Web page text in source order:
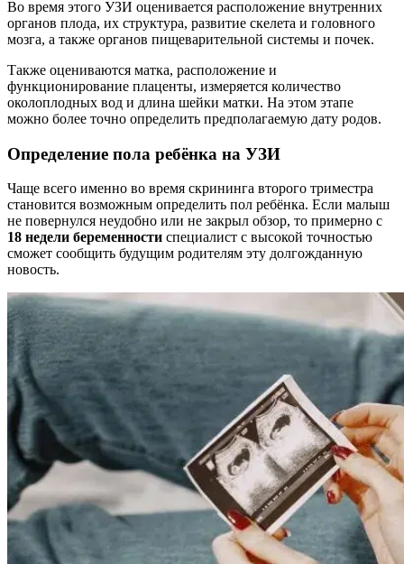
Во время этого УЗИ оценивается расположение внутренних
органов плода, их структура, развитие скелета и головного
мозга, а также органов пищеварительной системы и почек.
Также оцениваются матка, расположение и
функционирование плаценты, измеряется количество
околоплодных вод и длина шейки матки. На этом этапе
можно более точно определить предполагаемую дату родов.
Определение пола ребёнка на УЗИ
Чаще всего именно во время скрининга второго триместра
становится возможным определить пол ребёнка. Если малыш
не повернулся неудобно или не закрыл обзор, то примерно с
18 недели беременности специалист с высокой точностью
сможет сообщить будущим родителям эту долгожданную
новость.